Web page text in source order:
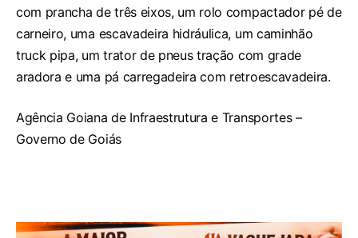
com prancha de três eixos, um rolo compactador pé de
carneiro, uma escavadeira hidráulica, um caminhão
truck pipa, um trator de pneus tração com grade
aradora e uma pá carregadeira com retroescavadeira.
Agência Goiana de Infraestrutura e Transportes –
Governo de Goiás